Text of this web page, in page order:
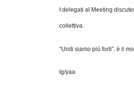
I delegati al Meeting
collettiva.
“Uniti siamo più forti”, è il
Ig/yaa